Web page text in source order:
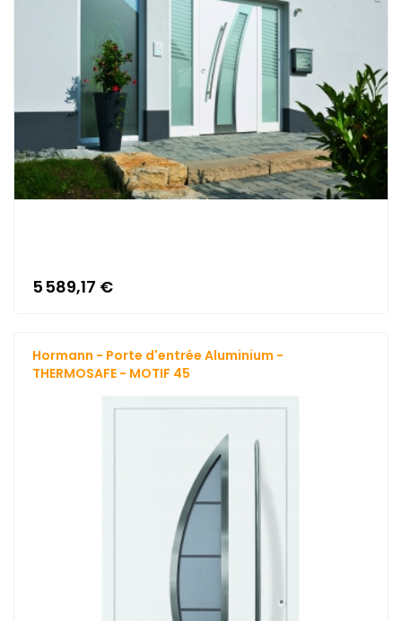
5 589,17 €
Hormann - Porte d'entrée Aluminium -
THERMOSAFE - MOTIF 45